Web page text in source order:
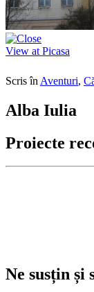
View at Picasa
Scris în Aventuri,
Alba Iulia
Proiecte
Ne susțin și